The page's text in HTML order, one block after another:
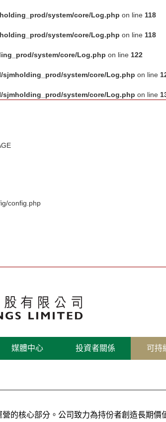
system/core/Log.php on line 118
system/core/Log.php on line 118
system/core/Log.php on line 122
sjmholding_prod/system/core/Log.php on line
sjmholding_prod/system/core/Log.php on line
config.php
媒體中心 投資者關係 可持
營的核心部分。公司致力為持份者創造長期